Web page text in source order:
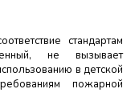
стандартам
не вызывает
в детской
пожарной